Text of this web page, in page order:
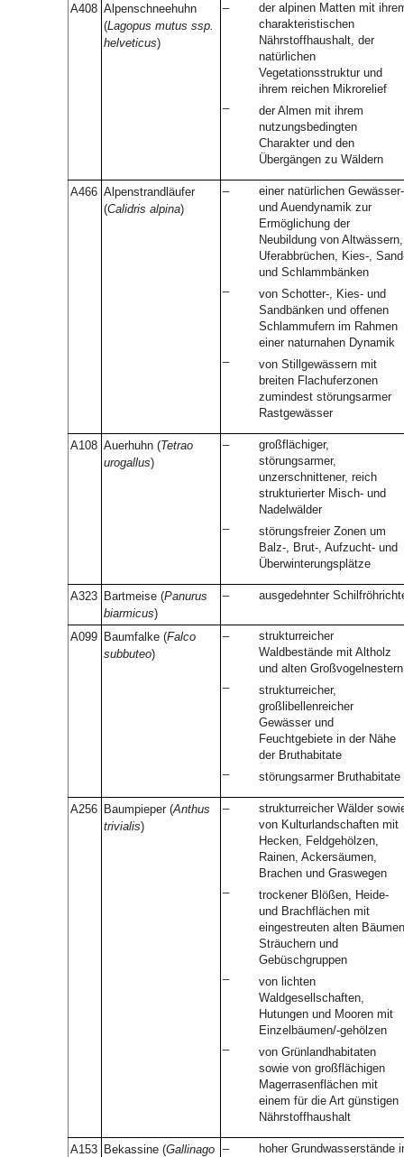
A408 Alpenschneehuhn
(Lagopus mutus ssp.
helveticus)
–
der alpinen Matten mit
charakteristischen
Nährstoffhaushalt, der
natürlichen
Vegetationsstruktur und
ihrem reichen Mikrorelief
–
der Almen mit ihrem
nutzungsbedingten
Charakter und den
Übergängen zu Wäldern
A466 Alpenstrandläufer
(Calidris alpina)
–
einer natürlichen Gewässer-
und Auendynamik zur
Ermöglichung der
Neubildung von Altwässern,
Uferabbrüchen, Kies-,
und Schlammbänken
–
von Schotter-, Kies- und
Sandbänken und offenen
Schlammufern im Rahmen
einer naturnahen Dynamik
–
von Stillgewässern mit
breiten Flachuferzonen
zumindest störungsarmer
Rastgewässer
A108 Auerhuhn (Tetrao
urogallus)
–
großflächiger,
störungsarmer,
unzerschnittener, reich
strukturierter Misch- und
Nadelwälder
–
störungsfreier Zonen um
Balz-, Brut-, Aufzucht- und
Überwinterungsplätze
A323 Bartmeise (Panurus
biarmicus)
– ausgedehnter
A099 Baumfalke (Falco
subbuteo)
–
strukturreicher
Waldbestände mit Altholz
und alten Großvogelnestern
–
strukturreicher,
großlibellenreicher
Gewässer und
Feuchtgebiete in der Nähe
der Bruthabitate
–
störungsarmer Bruthabitate
A256 Baumpieper (Anthus
trivialis)
–
strukturreicher Wälder
von Kulturlandschaften mit
Hecken, Feldgehölzen,
Rainen, Ackersäumen,
Brachen und Graswegen
–
trockener Blößen, Heide-
und Brachflächen mit
eingestreuten alten
Sträuchern und
Gebüschgruppen
–
von lichten
Waldgesellschaften,
Hutungen und Mooren mit
Einzelbäumen/-gehölzen
–
von Grünlandhabitaten
sowie von großflächigen
Magerrasenflächen mit
einem für die Art günstigen
Nährstoffhaushalt
A153 Bekassine (Gallinago –
hoher Grundwasserstände